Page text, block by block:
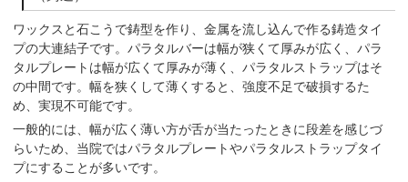
ワックスと石こうで鋳型を作り、金属を流し込んで作る鋳造タイ
プの大連結子です。パラタルバーは幅が狭くて厚みが広く、パラ
タルプレートは幅が広くて厚みが薄く、パラタルストラップはそ
の中間です。幅を狭くして薄くすると、強度不足で破損するた
め、実現不可能です。
一般的には、幅が広く薄い方が舌が当たったときに段差を感じづ
らいため、当院ではパラタルプレートやパラタルストラップタイ
プにすることが多いです。